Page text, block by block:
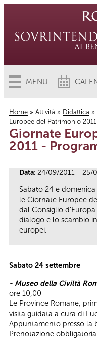
MENU
Tu sei qui
Home » Attività » Didattica »
Europee del Patrimonio
Giornate
2011 -
Data: 24/09/2011 - 25/
Sabato 24 e
le Giornate Europee
dal Consiglio
dialogo e lo scambio
europei.
Sabato 24 settembre
- Museo della Civiltà
ore 10,00
Le Province Romane,
visita guidata a cura di
Appuntamento presso la
Prenotazione